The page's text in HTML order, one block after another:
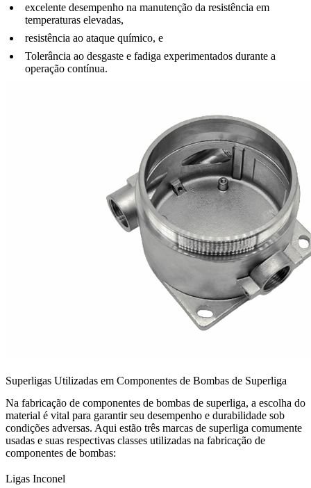
excelente desempenho na manutenção da resistência em
temperaturas elevadas,
resistência ao ataque químico, e
Tolerância ao desgaste e fadiga experimentados durante a
operação contínua.
Superligas Utilizadas em Componentes de Bombas de Superliga
Na fabricação de componentes de bombas de superliga, a escolha do
material é vital para garantir seu desempenho e durabilidade sob
condições adversas. Aqui estão três marcas de superliga comumente
usadas e suas respectivas classes utilizadas na fabricação de
componentes de bombas:
Ligas Inconel